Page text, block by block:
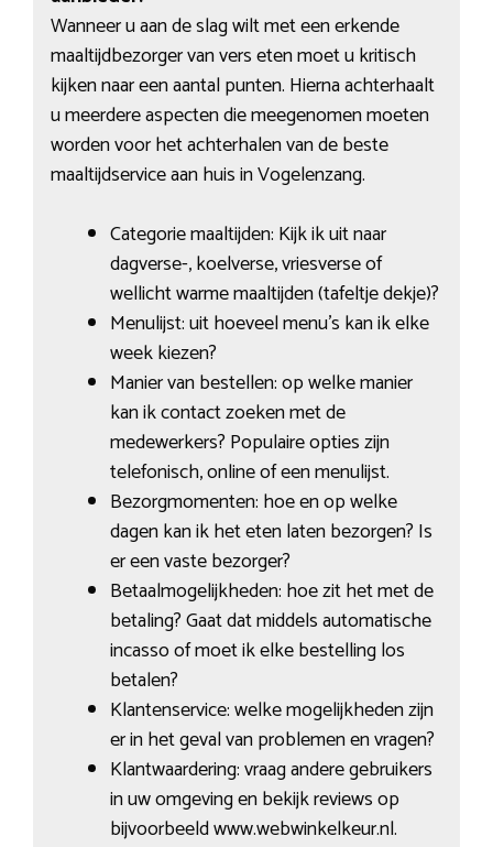
Wanneer u aan de slag wilt met een erkende
maaltijdbezorger van vers eten moet u kritisch
kijken naar een aantal punten. Hierna achterhaalt
u meerdere aspecten die meegenomen moeten
worden voor het achterhalen van de beste
maaltijdservice aan huis in Vogelenzang.
Categorie maaltijden: Kijk ik uit naar
dagverse-, koelverse, vriesverse of
wellicht warme maaltijden (tafeltje dekje)?
Menulijst: uit hoeveel menu’s kan ik elke
week kiezen?
Manier van bestellen: op welke manier
kan ik contact zoeken met de
medewerkers? Populaire opties zijn
telefonisch, online of een menulijst.
Bezorgmomenten: hoe en op welke
dagen kan ik het eten laten bezorgen? Is
er een vaste bezorger?
Betaalmogelijkheden: hoe zit het met de
betaling? Gaat dat middels automatische
incasso of moet ik elke bestelling los
betalen?
Klantenservice: welke mogelijkheden zijn
er in het geval van problemen en vragen?
Klantwaardering: vraag andere gebruikers
in uw omgeving en bekijk reviews op
bijvoorbeeld www.webwinkelkeur.nl.